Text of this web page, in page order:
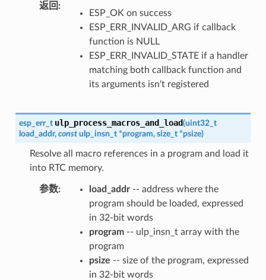
返回 :
ESP_OK on success
ESP_ERR_INVALID_ARG if callback
function is NULL
ESP_ERR_INVALID_STATE if a handler
matching both callback function and
its arguments isn't registered
esp_err_t ulp_process_macros_and_load(uint32_t
load_addr, const ulp_insn_t *program, size_t *psize)
Resolve all macro references in a program and load it
into RTC memory.
参数: load_addr-- address where the
program should be loaded, expressed
in 32-bit words
program-- ulp_insn_t array with the
program
psize -- size of the program, expressed
in 32-bit words